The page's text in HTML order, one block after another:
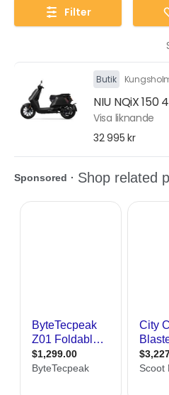
Filter
Butik
NIU NQiX
Visa liknande
32 995 kr